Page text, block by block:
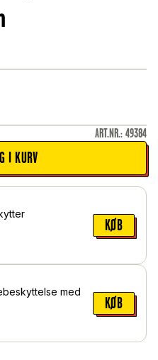
ART.NR.: 49384
I KURV
KØB
med
KØB